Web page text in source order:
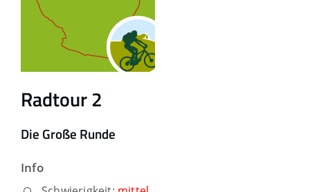
Radtour 2
Die Große Runde
Info